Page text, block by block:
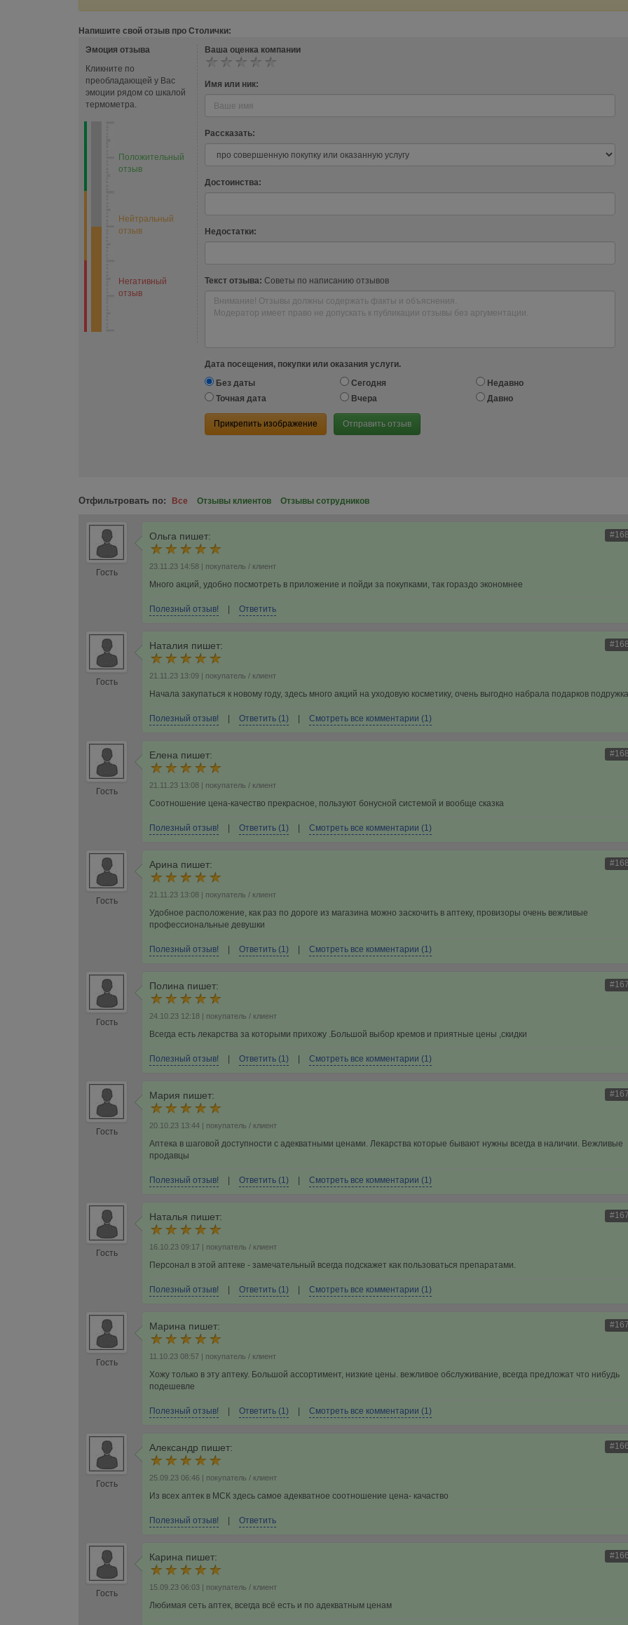
Напишите свой отзыв про Столички:
Эмоция отзыва
Кликните по
преобладающей у Вас
эмоции рядом со шкалой
термометра.
Положительный
отзыв
Нейтральный
отзыв
Негативный
отзыв
Ваша оценка компании
Имя или ник:
Рассказать:
Достоинства:
Недостатки:
Текст отзыва: Советы по написанию отзывов
Дата посещения, покупки или оказания услуги.
Без даты
Сегодня
Недавно
Точная дата
Вчера Давно
Прикрепить изображение Отправить отзыв
Отфильтровать по: Все Отзывы клиентов Отзывы сотрудников
Гость
Ольга пишет:
23.11.23 14:58 | покупатель / клиент
Много акций, удобно посмотреть в приложение и пойди за покупками, так гораздо экономнее
Полезный отзыв! Ответить
Гость
Наталия пишет:
21.11.23 13:09 | покупатель / клиент
Начала закупаться к новому году, здесь много акций на уходовую косметику, очень выгодно набрала подарков
Полезный отзыв! Ответить (1) Смотреть все комментарии (1)
Гость
Елена пишет:
21.11.23 13:08 | покупатель / клиент
Соотношение цена-качество прекрасное, пользуют бонусной системой и вообще сказка
Полезный отзыв! Ответить (1) Смотреть все комментарии (1)
Гость
Арина пишет:
21.11.23 13:08 | покупатель / клиент
Удобное расположение, как раз по дороге из магазина можно заскочить в аптеку, провизоры очень вежливые
профессиональные девушки
Полезный отзыв! Ответить (1) Смотреть все комментарии (1)
Гость
Полина пишет:
24.10.23 12:18 | покупатель / клиент
Всегда есть лекарства за которыми прихожу .Большой выбор кремов и приятные цены ,скидки
Полезный отзыв! Ответить (1) Смотреть все комментарии (1)
Гость
Мария пишет:
20.10.23 13:44 | покупатель / клиент
Аптека в шаговой доступности с адекватными ценами. Лекарства которые бывают нужны всегда в наличии. Вежливые
продавцы
Полезный отзыв! Ответить (1) Смотреть все комментарии (1)
Гость
Наталья пишет:
16.10.23 09:17 | покупатель / клиент
Персонал в этой аптеке - замечательный всегда подскажет как пользоваться препаратами.
Полезный отзыв! Ответить (1) Смотреть все комментарии (1)
Гость
Марина пишет:
11.10.23 08:57 | покупатель / клиент
Хожу только в эту аптеку. Большой ассортимент, низкие цены. вежливое обслуживание, всегда предложат что нибудь
подешевле
Полезный отзыв! Ответить (1) Смотреть все комментарии (1)
Гость
Александр пишет:
25.09.23 06:46 | покупатель / клиент
Из всех аптек в МСК здесь самое адекватное соотношение цена- качаство
Полезный отзыв! Ответить
Гость
Карина пишет:
15.09.23 06:03 | покупатель / клиент
Любимая сеть аптек, всегда всё есть и по адекватным ценам